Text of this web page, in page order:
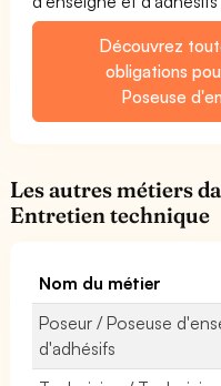
Découvrez
obligations
Poseuse
Les autres métiers
Entretien technique
Nom du métier
Poseur / Poseuse
d'adhésifs